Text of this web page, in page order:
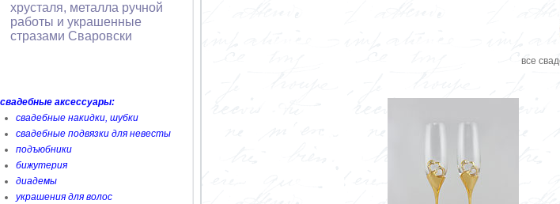
хрусталя, металла ручной
работы и украшенные
стразами Сваровски
свадебные аксессуары:
свадебные накидки, шубки
свадебные подвязки для невесты
подъюбники
бижутерия
диадемы
украшения для волос
все